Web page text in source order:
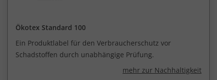
Ökotex Standard 100
Ein Produktlabel für den Verbraucherschutz vor
Schadstoffen durch unabhängige Prüfung.
mehr zur Nachhaltigkeit